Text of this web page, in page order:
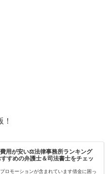
用が安い⚖️法律事務所ランキング
すすめの弁護士＆司法書士をチェッ
ロモーションが含まれています借金に困っ